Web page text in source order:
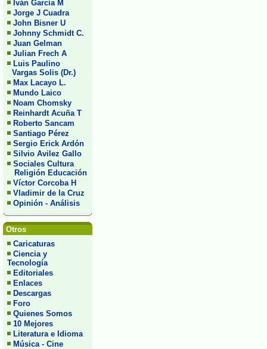
Iván García M
Jorge J Cuadra
John Bisner U
Johnny Schmidt C.
Juan Gelman
Julian Frech A
Luis Paulino
Vargas Solis (Dr.)
Max Lacayo L.
Mundo Laico
Noam Chomsky
Reinhardt Acuña T
Roberto Sancam
Santiago Pérez
Sergio Erick Ardón
Silvio Avilez Gallo
Sociales Cultura
Religión Educación
Víctor Corcoba H
Vladimir de la Cruz
Opinión - Análisis
Otros
Caricaturas
Ciencia y
Tecnología
Editoriales
Enlaces
Descargas
Foro
Quienes Somos
10 Mejores
Literatura e Idioma
Música - Cine